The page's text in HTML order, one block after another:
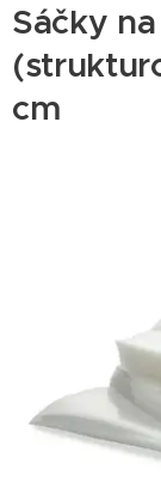
Sáčky
cm